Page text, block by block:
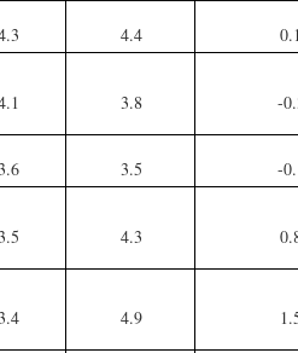
4.4
3.8 -
3.5 -
4.3
4.9